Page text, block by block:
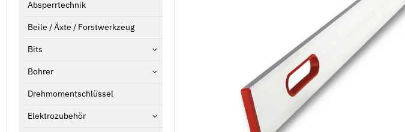
Absperrtechnik
Beile / Äxte / Forstwerkzeug
Bits
Bohrer
Drehmomentschlüssel
Elektrozubehör